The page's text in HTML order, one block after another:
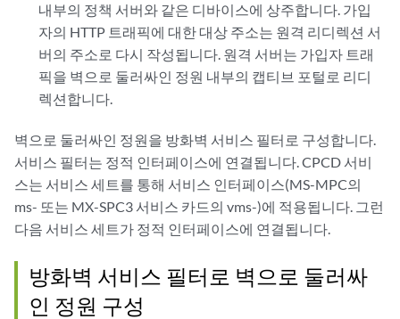
내부의 정책 서버와 같은 디바이스에 상주합니다. 가입
자의 HTTP 트래픽에 대한 대상 주소는 원격 리디렉션 서
버의 주소로 다시 작성됩니다. 원격 서버는 가입자 트래
픽을 벽으로 둘러싸인 정원 내부의 캡티브 포털로 리디
렉션합니다.
벽으로 둘러싸인 정원을 방화벽 서비스 필터로 구성합니다.
서비스 필터는 정적 인터페이스에 연결됩니다. CPCD 서비
스는 서비스 세트를 통해 서비스 인터페이스(MS-MPC의
ms- 또는 MX-SPC3 서비스 카드의 vms-)에 적용됩니다. 그런
다음 서비스 세트가 정적 인터페이스에 연결됩니다.
방화벽 서비스 필터로 벽으로 둘러싸
인 정원 구성